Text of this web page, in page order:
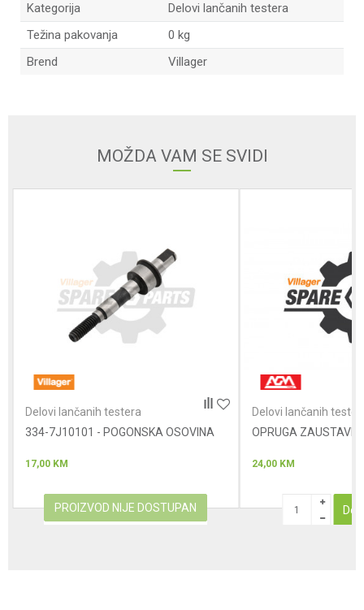
Kategorija
Delovi lančanih testera
Težina pakovanja
0 kg
Brend
Villager
POŠALJI
MOŽDA VAM SE SVIDI
Delovi lančanih testera
334-7J10101 - POGONSKA OSOVINA
17,00 KM
PROIZVOD NIJE DOSTUPAN
Delovi lančanih
OPRUGA
24,00 KM